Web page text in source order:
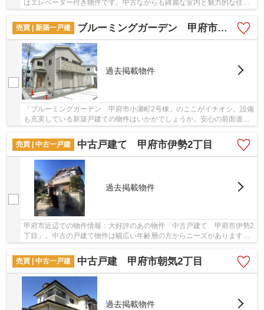
はエレベーター付き物件です。中古ながらも綺麗な室内と魅力的な住環
売買 | 新築一戸建
ブルーミングガーデン 甲府市小瀬町2号棟
過去掲載物件
「ブルーミングガーデン 甲府市小瀬町2号棟」のここがイチオシ。設備
も充実している新築戸建ての物件はいかがでしょうか。安心の前面道路
売買 | 中古一戸建
中古戸建て 甲府市伊勢2丁目
過去掲載物件
甲府市近辺での物件情報：大好評のあの物件「中古戸建て 甲府市伊勢2
丁目」。中古の戸建て物件は幅広い年齢層の方からニーズがあります。
売買 | 中古一戸建
中古戸建 甲府市朝気2丁目
過去掲載物件